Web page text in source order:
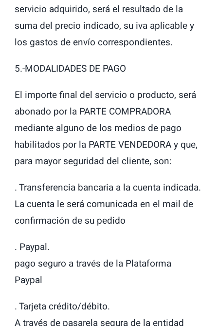
servicio adquirido, será el resultado de la
suma del precio indicado, su iva aplicable y
los gastos de envío correspondientes.
5.-MODALIDADES DE PAGO
El importe final del servicio o producto, será
abonado por la PARTE COMPRADORA
mediante alguno de los medios de pago
habilitados por la PARTE VENDEDORA y que,
para mayor seguridad del cliente, son:
. Transferencia bancaria a la cuenta indicada.
La cuenta le será comunicada en el mail de
confirmación de su pedido
. Paypal.
pago seguro a través de la Plataforma
Paypal
. Tarjeta crédito/débito.
A través de pasarela segura de la entidad